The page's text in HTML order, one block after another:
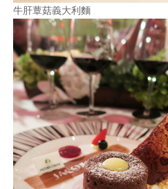
牛肝蕈菇義大利麵